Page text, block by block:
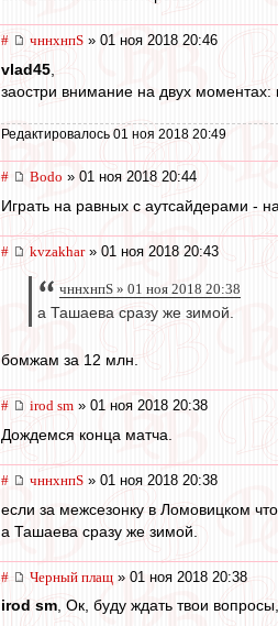
# чннхнпS » 01 ноя 2018 20:46
vlad45
заостри внимание на двух моментах:
Редактировалось 01 ноя 2018 20:49
# Bodo » 01 ноя 2018 20:44
Играть на равных с аутсайдерами -
# kvzakhar» 01 ноя 2018 20:43
чннхнпS » 01 ноя 2018 20:38
а Ташаева сразу же зимой.
бомжам за 12 млн.
# irod sm » 01 ноя 2018 20:38
Дождемся конца матча.
# чннхнпS » 01 ноя 2018 20:38
если за межсезонку в Ломовицком
а Ташаева сразу же зимой.
# Черный плащ » 01 ноя 2018 20:38
irod sm, Ок, буду ждать твои